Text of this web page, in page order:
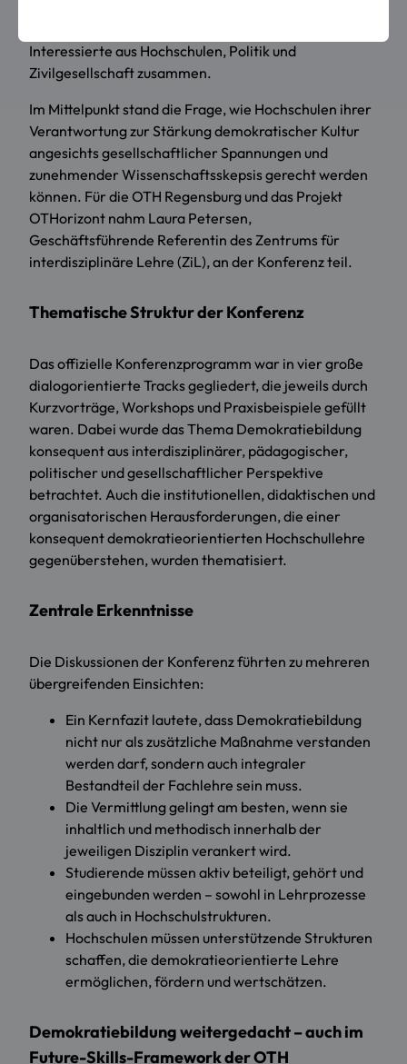
Interessierte aus Hochschulen, Politik und
Zivilgesellschaft zusammen.
Im Mittelpunkt stand die Frage, wie Hochschulen ihrer
Verantwortung zur Stärkung demokratischer Kultur
angesichts gesellschaftlicher Spannungen und
zunehmender Wissenschaftsskepsis gerecht werden
können. Für die OTH Regensburg und das Projekt
OTHorizont nahm Laura Petersen,
Geschäftsführende Referentin des Zentrums für
interdisziplinäre Lehre (ZiL), an der Konferenz teil.
Thematische Struktur der Konferenz
Das offizielle Konferenzprogramm war in vier große
dialogorientierte Tracks gegliedert, die jeweils durch
Kurzvorträge, Workshops und Praxisbeispiele gefüllt
waren. Dabei wurde das Thema Demokratiebildung
konsequent aus interdisziplinärer, pädagogischer,
politischer und gesellschaftlicher Perspektive
betrachtet. Auch die institutionellen, didaktischen und
organisatorischen Herausforderungen, die einer
konsequent demokratieorientierten Hochschullehre
gegenüberstehen, wurden thematisiert.
Zentrale Erkenntnisse
Die Diskussionen der Konferenz führten zu mehreren
übergreifenden Einsichten:
Ein Kernfazit lautete, dass Demokratiebildung
nicht nur als zusätzliche Maßnahme verstanden
werden darf, sondern auch integraler
Bestandteil der Fachlehre sein muss.
Die Vermittlung gelingt am besten, wenn sie
inhaltlich und methodisch innerhalb der
jeweiligen Disziplin verankert wird.
Studierende müssen aktiv beteiligt, gehört und
eingebunden werden – sowohl in Lehrprozesse
als auch in Hochschulstrukturen.
Hochschulen müssen unterstützende Strukturen
schaffen, die demokratieorientierte Lehre
ermöglichen, fördern und wertschätzen.
Demokratiebildung weitergedacht – auch im
Future-Skills-Framework der OTH